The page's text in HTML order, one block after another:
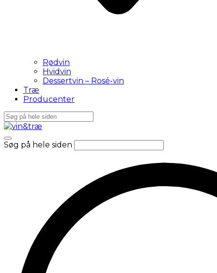
Rødvin
Hvidvin
Dessertvin – Rosé-vin
Træ
Producenter
Søg på hele siden